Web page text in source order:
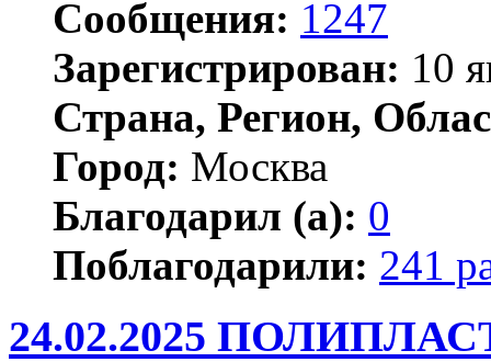
Сообщения: 1247
Зарегистрирован: 10
Страна, Регион,
Город: Москва
Благодарил (а): 0
Поблагодарили: 241
24.02.2025